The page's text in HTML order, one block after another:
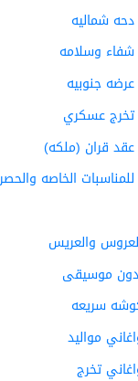
شماليه
وسلامه
جنوبيه
عسكري
قران (ملكه)
الخاصه والحصريه
والعريس
موسيقى
سريعه
مواليد
تخرج